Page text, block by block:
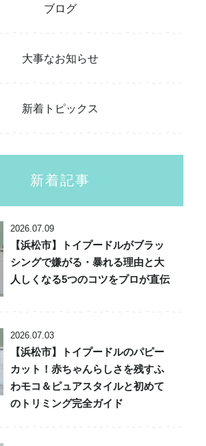
ブログ
大事なお知らせ
新着トピックス
新着記事
2026.07.09
【浜松市】トイプードルがブラッ
シングで嫌がる・暴れる理由と大
人しくなる5つのコツをプロが直伝
2026.07.03
【浜松市】トイプードルのパピー
カット！赤ちゃんらしさを残すふ
わモコ＆ピュアスタイルと初めて
のトリミング完全ガイド